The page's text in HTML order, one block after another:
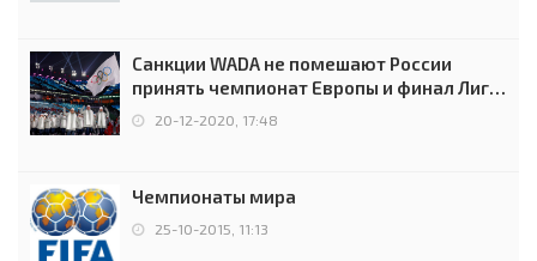
Санкции WADA не помешают России
принять чемпионат Европы и финал Лиги
чемпионов.
20-12-2020, 17:48
Чемпионаты мира
25-10-2015, 11:13